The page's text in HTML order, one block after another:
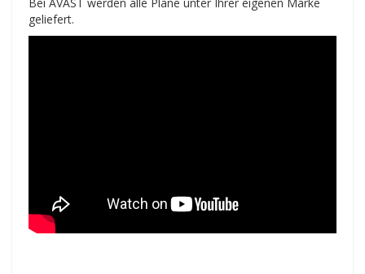
geliefert.